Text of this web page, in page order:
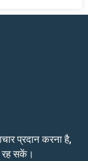
प्रदान करना है,
रह सकें।